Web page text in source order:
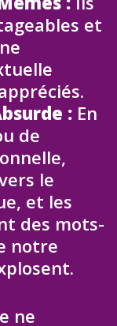
et
: En
de
le
et les
des mots-
notre
ne